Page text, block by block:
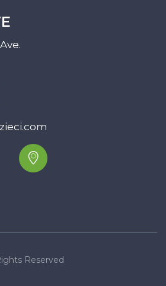
Reserved